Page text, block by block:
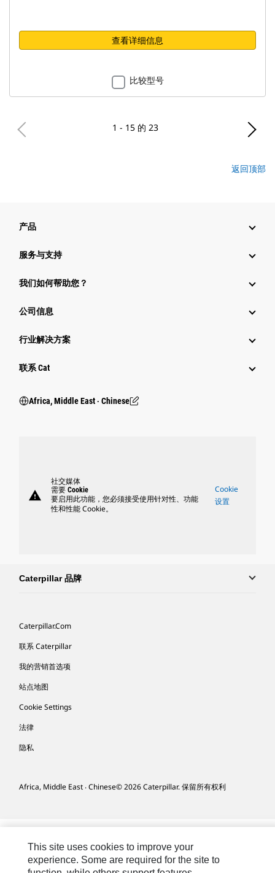
查看详细信息
比较型号
1 - 15 的 23
返回顶部
产品
服务与支持
我们如何帮助您？
公司信息
行业解决方案
行业
联系 Cat
Africa, Middle East ‧ Chinese
warning
社交媒体
需要 Cookie
要启用此功能，您必须接受使用针对性、功能
性和性能 Cookie。
Cookie
设置
Caterpillar 品牌
Caterpillar.com
联系 Caterpillar
我的营销首选项
站点地图
Cookie Settings
法律
隐私
Africa, Middle East ‧ Chinese© 2026 Caterpillar. 保留所有权利
This site uses cookies to improve your
experience. Some are required for the site to